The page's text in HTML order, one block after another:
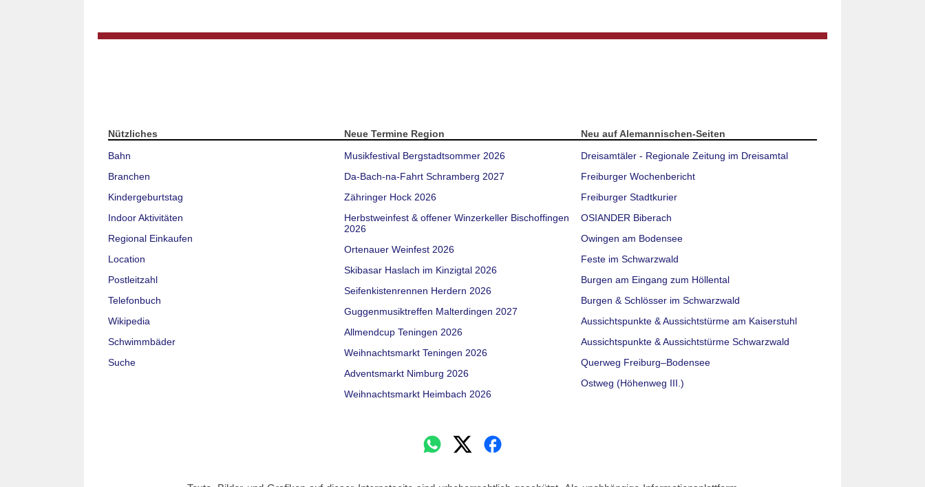
Nützliches
Bahn
Branchen
Kindergeburtstag
Indoor Aktivitäten
Regional Einkaufen
Location
Postleitzahl
Telefonbuch
Wikipedia
Schwimmbäder
Suche
Neue Termine Region
Musikfestival Bergstadtsommer 2026
Da-Bach-na-Fahrt Schramberg 2027
Zähringer Hock 2026
Herbstweinfest & offener Winzerkeller Bischoffingen
2026
Ortenauer Weinfest 2026
Skibasar Haslach im Kinzigtal 2026
Seifenkistenrennen Herdern 2026
Guggenmusiktreffen Malterdingen 2027
Allmendcup Teningen 2026
Weihnachtsmarkt Teningen 2026
Adventsmarkt Nimburg 2026
Weihnachtsmarkt Heimbach 2026
Neu auf Alemannischen-Seiten
Dreisamtäler - Regionale Zeitung im Dreisamtal
Freiburger Wochenbericht
Freiburger Stadtkurier
OSIANDER Biberach
Owingen am Bodensee
Feste im Schwarzwald
Burgen am Eingang zum Höllental
Burgen & Schlösser im Schwarzwald
Aussichtspunkte & Aussichtstürme am Kaiserstuhl
Aussichtspunkte & Aussichtstürme Schwarzwald
Querweg Freiburg–Bodensee
Ostweg (Höhenweg III.)